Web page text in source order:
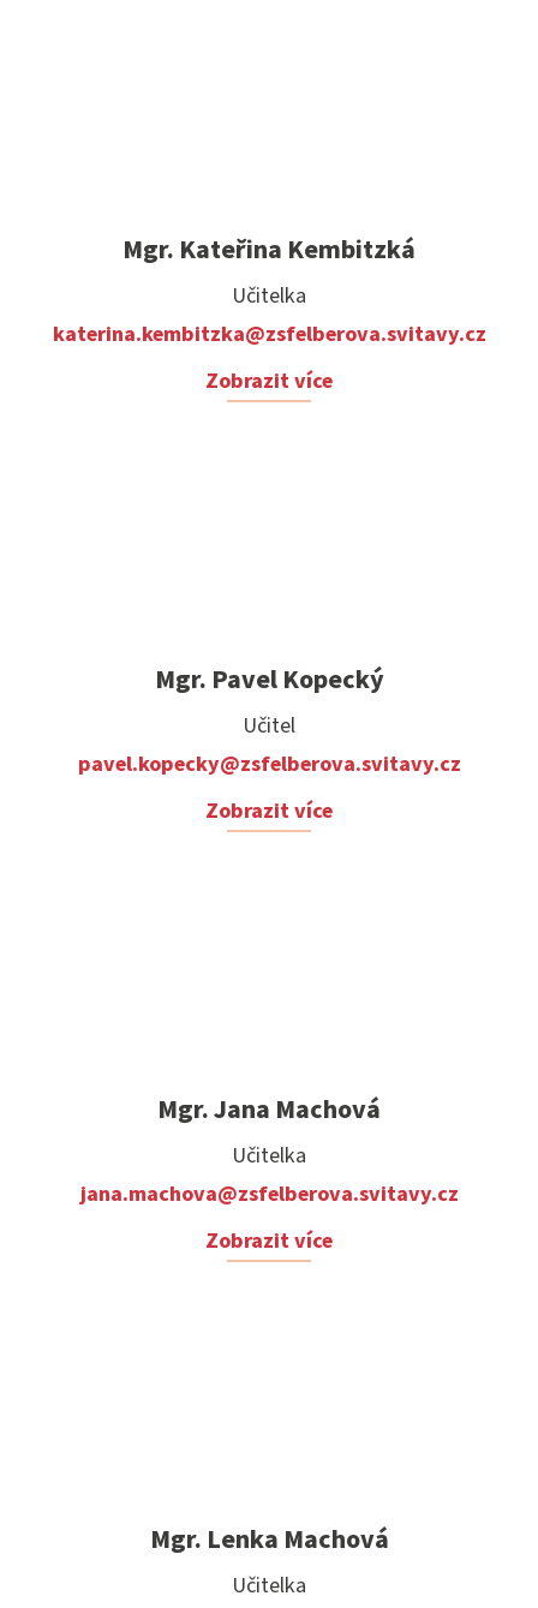
Mgr. Kateřina Kembitzká
Učitelka
katerina.kembitzka@zsfelberova.svitavy.cz
Zobrazit více
Mgr. Pavel Kopecký
Učitel
pavel.kopecky@zsfelberova.svitavy.cz
Zobrazit více
Mgr. Jana Machová
Učitelka
jana.machova@zsfelberova.svitavy.cz
Zobrazit více
Mgr. Lenka Machová
Učitelka